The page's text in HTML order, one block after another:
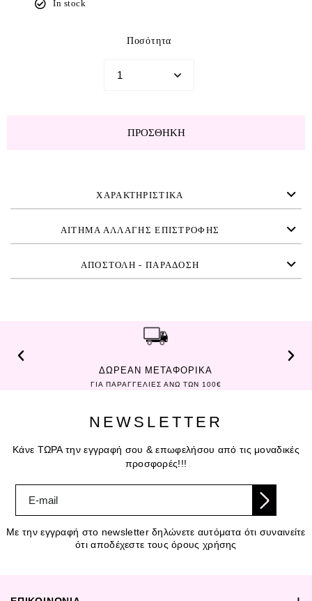
In stock
Ποσότητα
ΠΡΟΣΘΉΚΗ
ΧΑΡΑΚΤΗΡΙΣΤΙΚΑ
ΑΙΤΗΜΑ ΑΛΛΑΓΗΣ ΕΠΙΣΤΡΟΦΗΣ
ΑΠΟΣΤΟΛΗ - ΠΑΡΑΔΟΣΗ
ΔΩΡΕΑΝ ΜΕΤΑΦΟΡΙΚΑ
ΓΙΑ ΠΑΡΑΓΓΕΛΙΕΣ ΑΝΩ ΤΩΝ 100€
NEWSLETTER
Κάνε ΤΩΡΑ την εγγραφή σου & επωφελήσου από τις μοναδικές
προσφορές!!!
Με την εγγραφή στο newsletter δηλώνετε αυτόματα ότι συναινείτε
ότι αποδέχεστε τους όρους χρήσης